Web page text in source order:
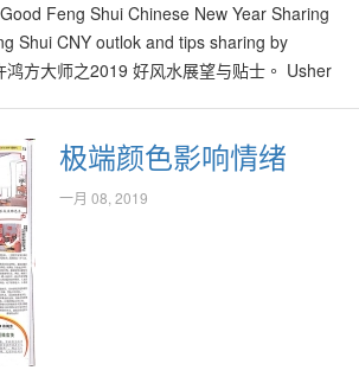
Feng Shui Chinese New Year Sharing
Shui CNY outlok and tips sharing by
方大师之2019 好风水展望与贴士。 Usher
#GoodFengShui
#2019Dulux金饭碗 #SpicedHoney
#琥珀色
极端颜色影响情绪
一月 08, 2019